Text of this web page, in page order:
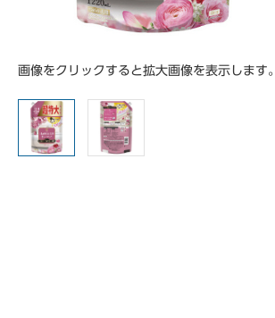
画像をクリックすると拡大画像を表示します。